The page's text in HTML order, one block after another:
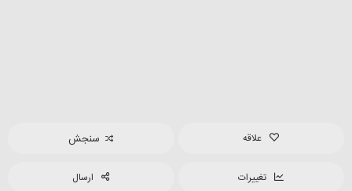
علاقه سنجش
تغییرات ارسال